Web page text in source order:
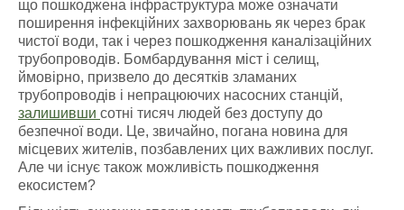
що пошкоджена інфраструктура може означати
поширення інфекційних захворювань як через брак
чистої води, так і через пошкодження каналізаційних
трубопроводів. Бомбардування міст і селищ,
ймовірно, призвело до десятків зламаних
трубопроводів і непрацюючих насосних станцій,
залишивши сотні тисяч людей без доступу до
безпечної води. Це, звичайно, погана новина для
місцевих жителів, позбавлених цих важливих послуг.
Але чи існує також можливість пошкодження
екосистем?